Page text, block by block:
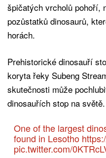
špičatých vrcholů pohoří,
pozůstatků dinosaurů,
horách.
Prehistorické dinosauří
koryta řeky Subeng
skutečnosti může
dinosauřích stop na světě.
One of the largest
found in Lesotho
pic.twitter.com/